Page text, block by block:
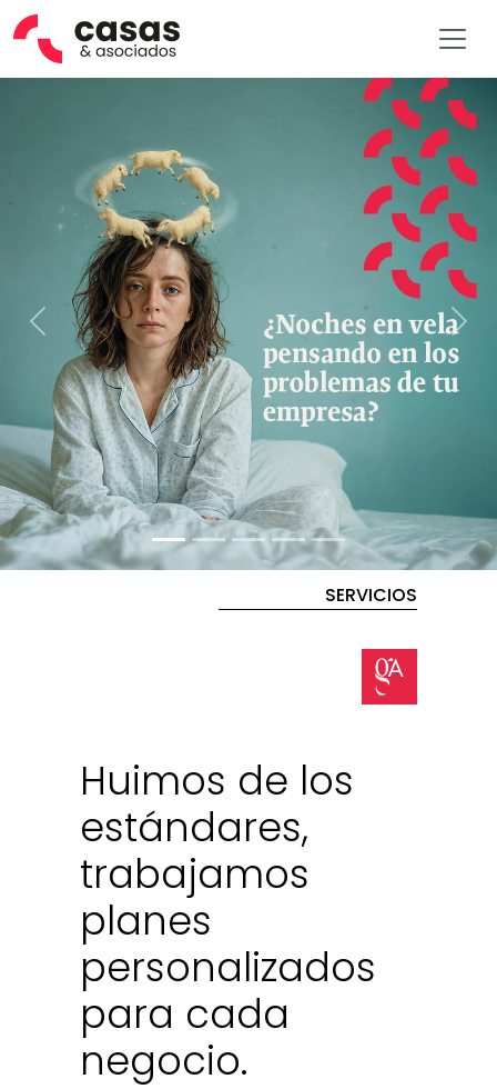
Previous Next
SERVICIOS
Huimos de los
estándares,
trabajamos
planes
personalizados
para cada
negocio.